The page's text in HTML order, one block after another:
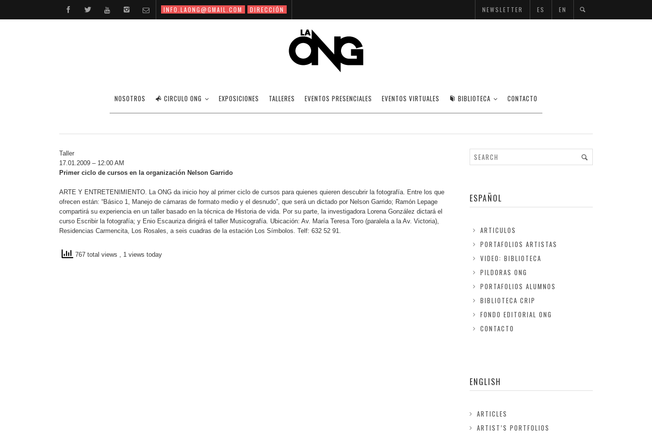
INFO.LAONG@GMAIL.COM DIRECCIÓN NEWSLETTER ES EN
NOSOTROS CIRCULO ONG EXPOSICIONES TALLERES EVENTOS PRESENCIALES EVENTOS VIRTUALES BIBLIOTECA CONTACTO
PRIMER CICLO DE CURSOS EN LA ORGANIZACIÓN NELSON GARRIDO / EL UNIVERSAL
12/02/2009 NOTICIAS · SIN CATEGORÍA OFF
Taller
17.01.2009 – 12:00 AM
Primer ciclo de cursos en la organización Nelson Garrido
ARTE Y ENTRETENIMIENTO. La ONG da inicio hoy al primer ciclo de cursos para quienes quieren descubrir la fotografía. Entre los que
ofrecen están: “Básico 1, Manejo de cámaras de formato medio y el desnudo”, que será un dictado por Nelson Garrido; Ramón Lepage
compartirá su experiencia en un taller basado en la técnica de Historia de vida. Por su parte, la investigadora Lorena González dictará el
curso Escribir la fotografía; y Enio Escauriza dirigirá el taller Musicografía. Ubicación: Av. María Teresa Toro (paralela a la Av. Victoria),
Residencias Carmencita, Los Rosales, a seis cuadras de la estación Los Símbolos. Telf: 632 52 91.
767 total views , 1 views today
ESPAÑOL
ARTICULOS
PORTAFOLIOS ARTISTAS
VIDEO: BIBLIOTECA
PILDORAS ONG
PORTAFOLIOS ALUMNOS
BIBLIOTECA CRIP
FONDO EDITORIAL ONG
CONTACTO
ENGLISH
ARTICLES
ARTIST’S PORTFOLIOS